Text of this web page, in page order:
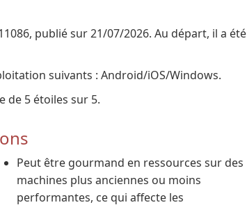
publié sur 21/07/2026. Au départ, il a été
suivants : Android/iOS/Windows.
de 5 étoiles sur 5.
Peut être gourmand en ressources sur des
machines plus anciennes ou moins
performantes, ce qui affecte les